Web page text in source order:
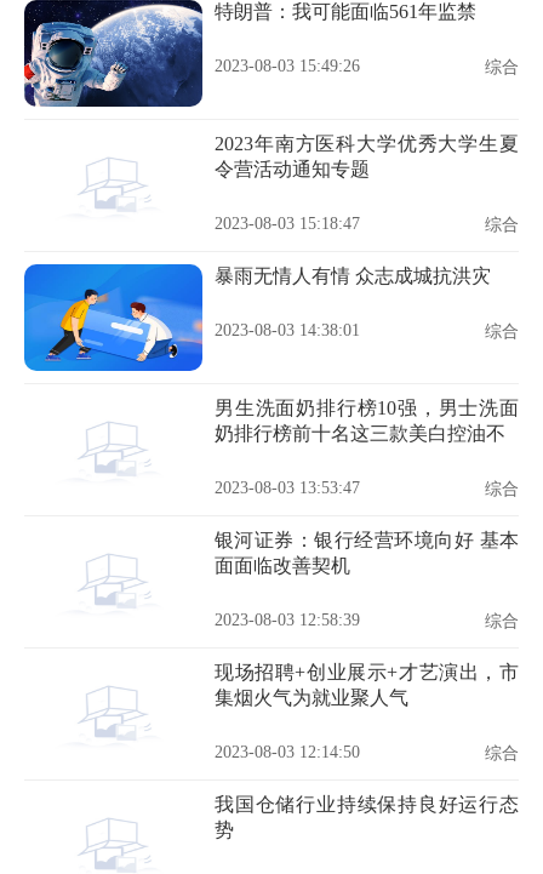
特朗普：我可能面临561年监禁
2023-08-03 15:49:26 综合
2023年南方医科大学优秀大学生夏
令营活动通知专题
2023-08-03 15:18:47 综合
暴雨无情人有情 众志成城抗洪灾
2023-08-03 14:38:01 综合
男生洗面奶排行榜10强，男士洗面
奶排行榜前十名这三款美白控油不
2023-08-03 13:53:47 综合
银河证券：银行经营环境向好 基本
面面临改善契机
2023-08-03 12:58:39 综合
现场招聘+创业展示+才艺演出，市
集烟火气为就业聚人气
2023-08-03 12:14:50 综合
我国仓储行业持续保持良好运行态
势